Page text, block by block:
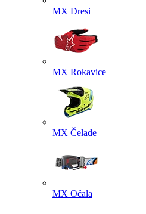
MX Dresi
MX Rokavice
MX Čelade
MX Očala